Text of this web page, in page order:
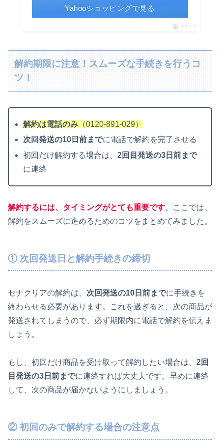
Yahooショッピングで見る
ポチップ
解約期限に注意！スムーズな手続きを行うコ
ツ！
解約は電話のみ （0120-891-029）
次回発送の10日前までに電話で解約を完了させる
初回だけ解約する場合は、2回目発送の3日前まで
に連絡
解約するには、タイミングがとても重要です。ここでは、
解約をスムーズに進めるためのコツをまとめてみました。
① 次回発送日と解約手続きの締切
セナクリアの解約は、 次回発送の10日前までに手続きを
終わらせる必要があります。これを過ぎると、次の商品が
発送されてしまうので、必ず期限内に電話で解約を伝えま
しょう。
もし、初回だけ商品を受け取って解約したい場合は、 2回
目発送の3日前までに連絡すれば大丈夫です。早めに連絡
して、次の商品が届かないようにしましょう。
② 初回のみで解約する場合の注意点